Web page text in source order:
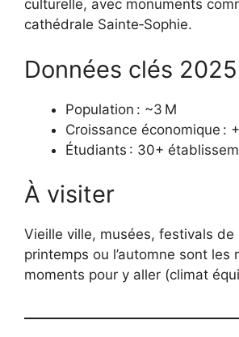
culturelle, avec monuments
cathédrale Sainte‑Sophie.
Données clés 2025
Population : ~3 M
Croissance économique :
Étudiants : 30+
À visiter
Vieille ville, musées, festivals de
printemps ou l’automne sont les
moments pour y aller (climat